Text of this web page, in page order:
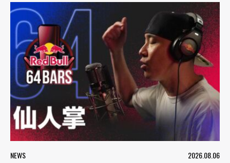
NEWS 2026.08.06